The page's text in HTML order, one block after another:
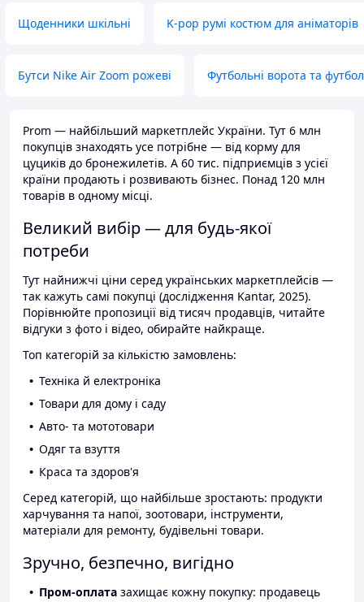
Щоденники шкільні K-pop румі костюм для аніматорів
Бутси Nike Air Zoom рожеві Футбольні ворота та
Prom — найбільший маркетплейс України. Тут 6 млн
покупців знаходять усе потрібне — від корму для
цуциків до бронежилетів. А 60 тис. підприємців з усієї
країни продають і розвивають бізнес. Понад 120 млн
товарів в одному місці.
Великий вибір — для будь-якої
потреби
Тут найнижчі ціни серед українських маркетплейсів —
так кажуть самі покупці (дослідження Kantar, 2025).
Порівнюйте пропозиції від тисяч продавців, читайте
відгуки з фото і відео, обирайте найкраще.
Топ категорій за кількістю замовлень:
Техніка й електроніка
Товари для дому і саду
Авто- та мототовари
Одяг та взуття
Краса та здоров'я
Серед категорій, що найбільше зростають: продукти
харчування та напої, зоотовари, інструменти,
матеріали для ремонту, будівельні товари.
Зручно, безпечно, вигідно
Пром-оплата захищає кожну покупку: продавець